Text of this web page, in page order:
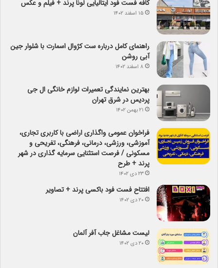
کافه فست فود ایتالیایی لونا پرند + فیلم و عکس
۱۵ اسفند ۱۴۰۲
راهنمای کامل درباره ست کژوال اسمارت با شلوار جین
آبی روشن
۸ اسفند ۱۴۰۲
بهترین نمایندگی تعمیرات لوازم خانگی ال جی
پردیس در شرق تهران
۲۱ بهمن ۱۴۰۲
فراخوان عمومی واگذاری اراضی با کاربری تجاری،
آموزشی، ورزشی، درمانی، فرهنگی، تفریحی و
مسکونی / فرصت استثنایی سرمایه گذاری در شهر
پرند + طرح
۲۳ دی ۱۴۰۲
افتتاح فست فود باکسی پرند + تصاویر
۲۰ دی ۱۴۰۲
لیست مشاغل جاب آفر آلمان
۲۰ دی ۱۴۰۲